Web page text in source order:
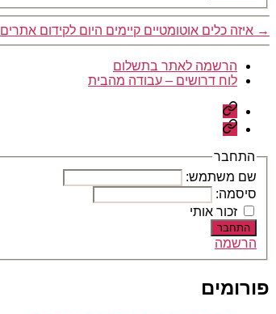
→ איזה כלים אוטומטיים קיימים היום לקידום אתרים
הרשמה לאתר בתשלום
לוח דרושים – עבודה מהבית
הרשמה
לאתר
בתשלום
לוח
דרושים
–
מהבית
התחבר
שם משתמש:
סיסמה:
זכור אותי
התחבר
הרשמה
פורומים